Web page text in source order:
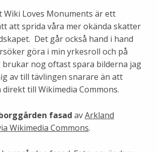
Wiki Loves Monuments är ett
att sprida våra mer okända skatter
Det går också hand i hand
göra i min yrkesroll och på
brukar nog oftast spara bilderna jag
av till tävlingen snarare än att
direkt till Wikimedia Commons.
fasad avArkland
Wikimedia Commons.